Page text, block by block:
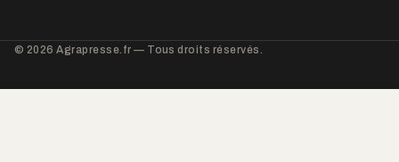
© 2026 Agrapresse.fr — Tous droits réservés.